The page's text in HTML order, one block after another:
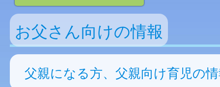
お父さん向けの情報
父親になる方、父親向け育児の